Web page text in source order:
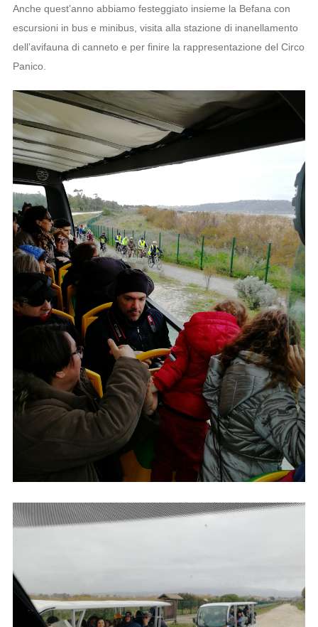
Anche quest’anno abbiamo festeggiato insieme la Befana con
escursioni in bus e minibus, visita alla stazione di inanellamento
dell’avifauna di canneto e per finire la rappresentazione del Circo
Panico.